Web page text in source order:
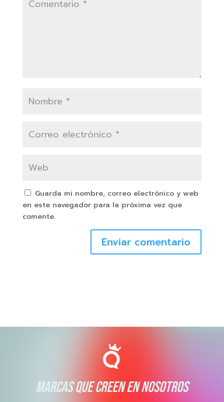
Guarda mi nombre, correo electrónico y web
en este navegador para la próxima vez que
comente.
Enviar comentario
MARCAS QUE CREEN EN NOSOTROS